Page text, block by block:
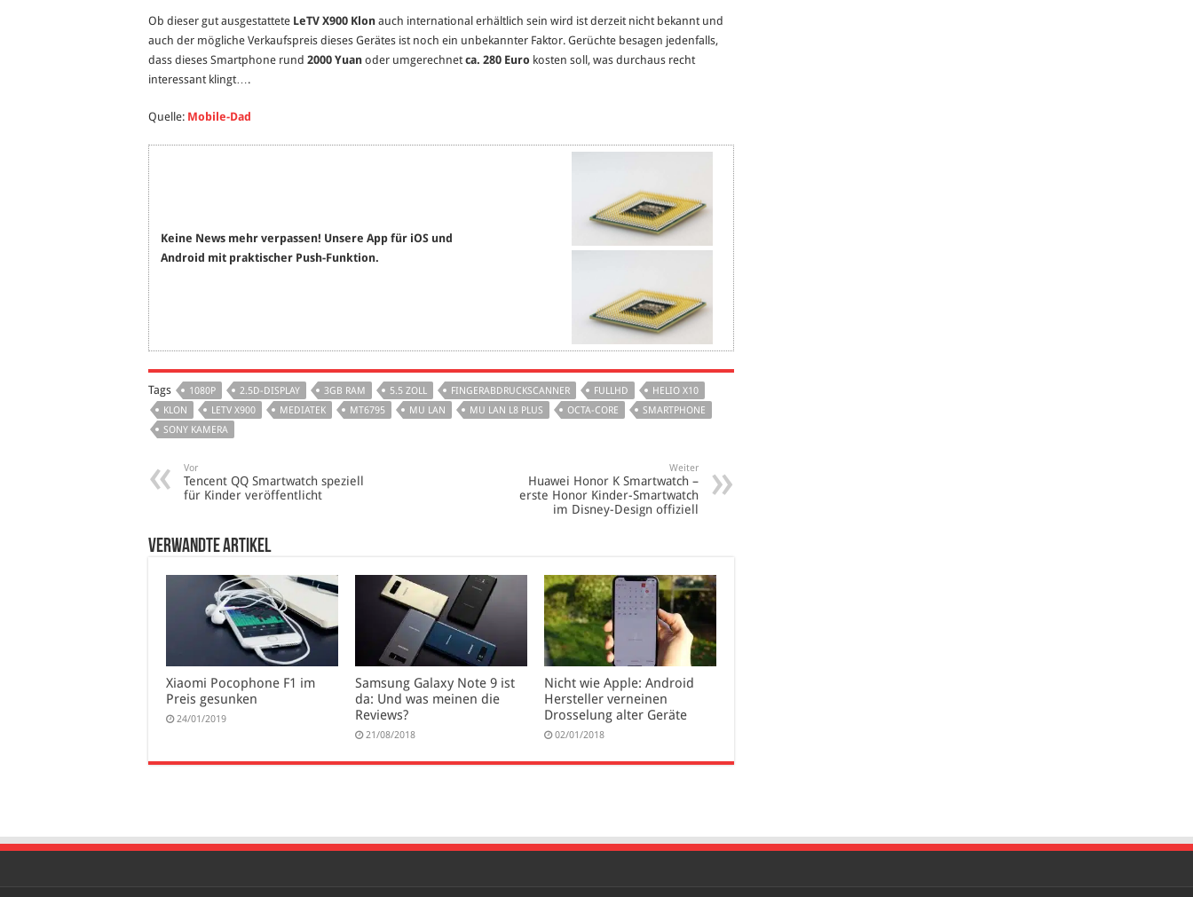
Ob dieser gut ausgestattete LeTV X900 Klon auch international erhältlich sein wird ist derzeit nicht bekannt und
auch der mögliche Verkaufspreis dieses Gerätes ist noch ein unbekannter Faktor. Gerüchte besagen jedenfalls,
dass dieses Smartphone rund 2000 Yuan oder umgerechnet ca. 280 Euro kosten soll, was durchaus recht
interessant klingt….
Quelle: Mobile-Dad
Keine News mehr verpassen! Unsere App für iOS und
Android mit praktischer Push-Funktion.
Tags 1080P 2.5D-DISPLAY 3GB RAM 5.5 ZOLL FINGERABDRUCKSCANNER FULLHD
HELIO X10
KLON
LETV X900 MEDIATEK MT6795 MU LAN MU LAN L8 PLUS OCTA-CORE
SMARTPHONE
SONY KAMERA
Vor
Tencent QQ Smartwatch speziell
für Kinder veröffentlicht
Weiter
Huawei Honor K Smartwatch –
erste Honor Kinder-Smartwatch
im Disney-Design offiziell
verwandte Artikel
Xiaomi Pocophone F1 im
Preis gesunken
24/01/2019
Samsung Galaxy Note 9 ist
da: Und was meinen die
Reviews?
21/08/2018
Nicht wie Apple: Android
Hersteller verneinen
Drosselung alter Geräte
02/01/2018